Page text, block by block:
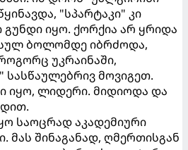
"სპარტაკი" კი
იყო. ქორქია არ ყრიდა
ბოლომდე იბრძოდა,
უკრაინაში,
სასწაულებრივ მოვიგეთ.
იყო, ლიდერი. მიდიოდა და
საოცრად აკადემიური
შინაგანად, ღმერთისგან